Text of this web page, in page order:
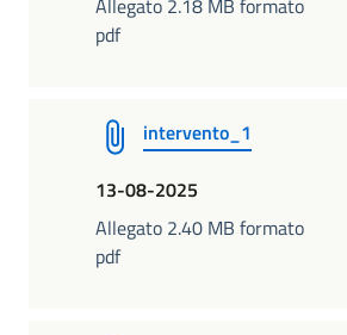
Allegato 2.18 MB formato
pdf
intervento_1
13-08-2025
Allegato 2.40 MB formato
pdf